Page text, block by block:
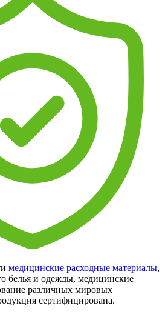
медицинские расходные материалы,
белья и одежды, медицинские
различных мировых
сертифицирована.